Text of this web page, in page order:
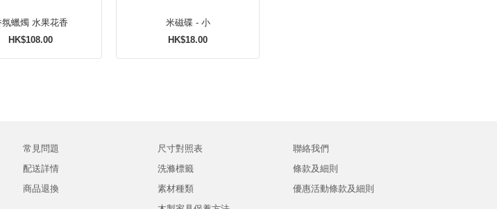
香氛蠟燭 水果花香
HK$108.00
米磁碟 - 小
HK$18.00
常見問題
配送詳情
商品退換
尺寸對照表
洗滌標籤
素材種類
聯絡我們
條款及細則
優惠活動條款及細則